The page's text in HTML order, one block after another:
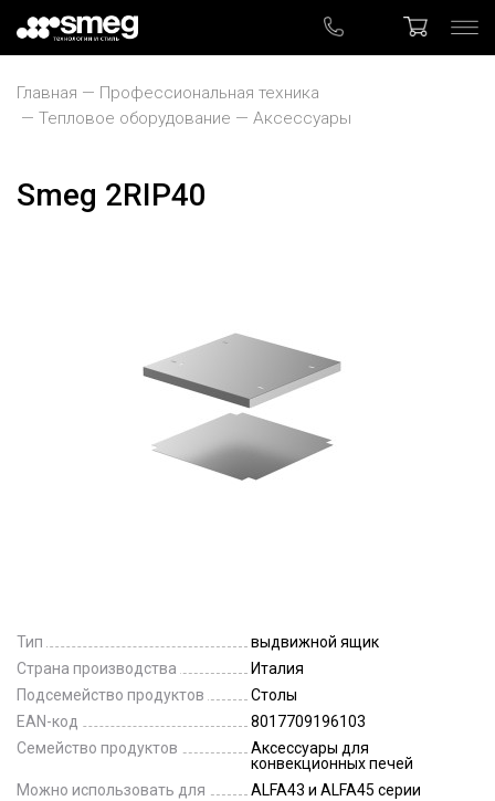
Главная
Профессиональная техника
Тепловое оборудование
Аксессуары
Smeg 2RIP40
Тип
выдвижной ящик
Страна производства
Италия
Подсемейство продуктов
Столы
EAN-код
8017709196103
Семейство продуктов
Аксессуары для
конвекционных печей
Можно использовать для
ALFA43 и ALFA45 серии